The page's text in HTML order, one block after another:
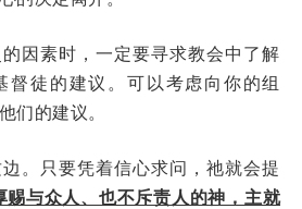
因素时，一定要寻求教会中了解
督徒的建议。可以考虑向你的组
们的建议。
。只要凭着信心求问，祂就会提
赐与众人、也不斥责人的神，主就